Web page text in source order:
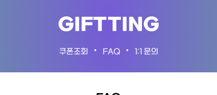
GIFTTING
쿠폰조회 • FAQ • 1:1 문의